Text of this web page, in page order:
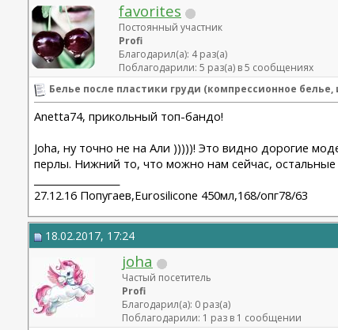
favorites
Постоянный участник
Profi
Благодарил(а): 4 раз(а)
Поблагодарили: 5 раз(а) в 5 сообщениях
Белье после пластики груди (компрессионное
Аnetta74, прикольный топ-бандо!
Joha, ну точно не на Али )))))! Это видно дорогие
перлы. Нижний то, что можно нам сейчас,
27.12.16 Попугаев,Eurosilicone 450мл,168/опг78/63
18.02.2017, 17:24
joha
Частый посетитель
Profi
Благодарил(а): 0 раз(а)
Поблагодарили: 1 раз в 1 сообщении